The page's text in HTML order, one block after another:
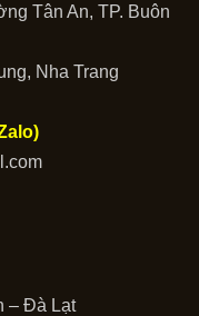
Tân An, TP. Buôn
Nha Trang
– Đà Lạt